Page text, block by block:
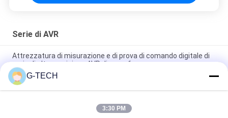
Serie di AVR
Attrezzatura di misurazione e di prova di comando digitale di
serie di alta precisione AVR di monofase
Serie automatica del regolatore di tensione AVR,
stabilizzatore elettrico dell'esposizione di LED/LCD per la casa
prestazione affidabile degli stabilizzatori automatici di
G-TECH
3:30 PM